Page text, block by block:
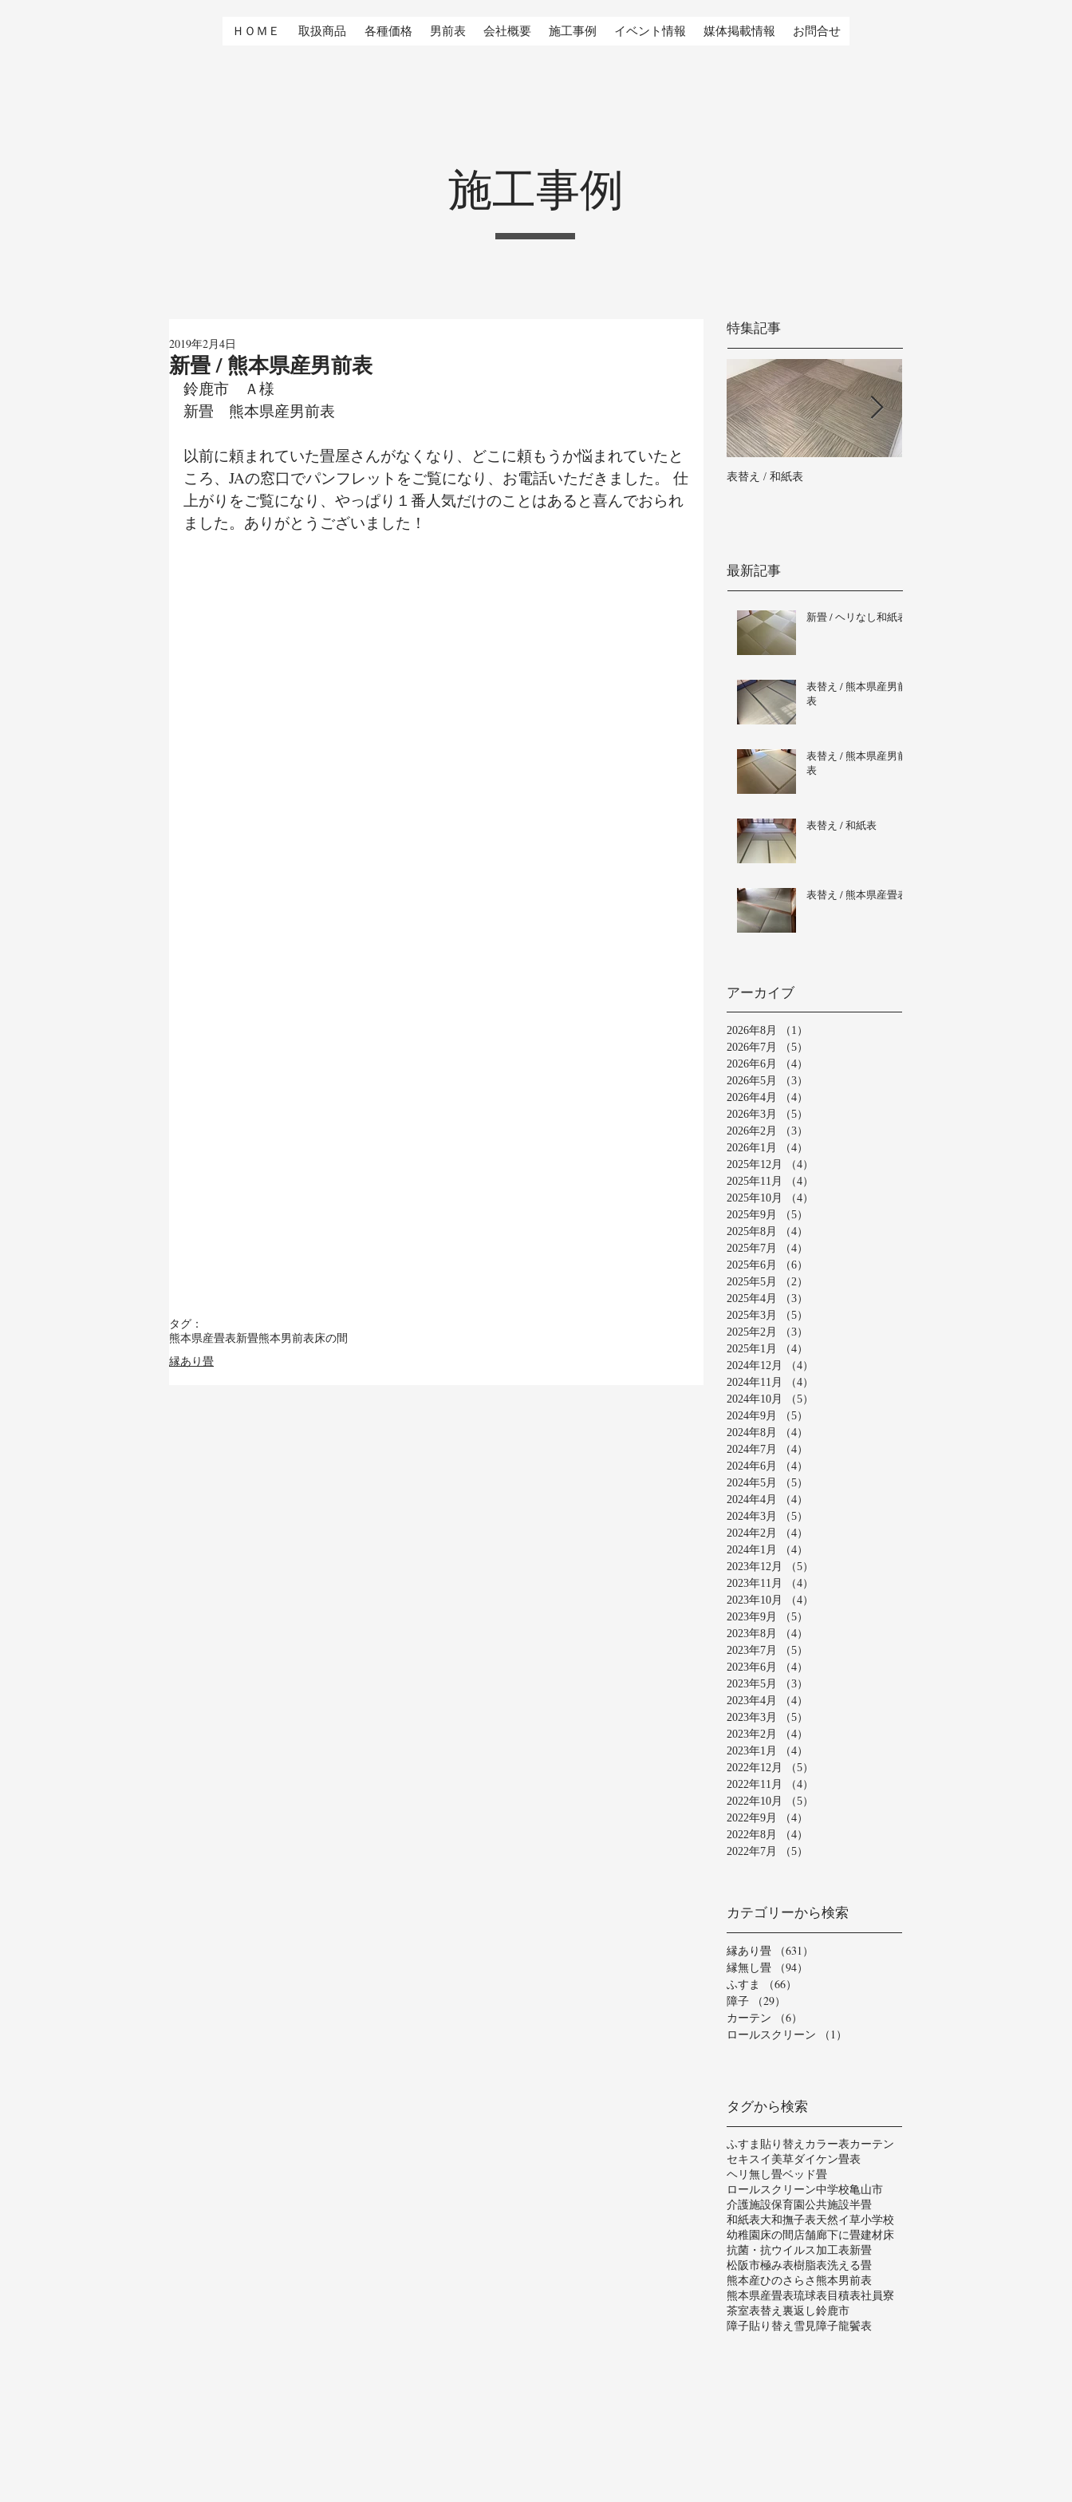
ＨＯＭＥ 取扱商品 各種価格 男前表 会社概要 施工事例 イベント情報 媒体掲載情報 お問合せ
施工事例
新畳 / 熊本県産男前表
2019年2月4日
鈴鹿市　Ａ様
新畳　熊本県産男前表
以前に頼まれていた畳屋さんがなくなり、どこに頼もうか悩まれていたと
ころ、JAの窓口でパンフレットをご覧になり、お電話いただきました。 仕
上がりをご覧になり、やっぱり１番人気だけのことはあると喜んでおられ
ました。ありがとうございました！
タグ：
熊本県産畳表新畳熊本男前表床の間
縁あり畳
特集記事
表替え / 和紙表
最新記事
新畳 / ヘリなし和紙表
表替え / 熊本県産男前
表
表替え / 熊本県産男前
表
表替え / 和紙表
表替え / 熊本県産畳表
アーカイブ
2026年8月 （1）
2026年7月
（5）
2026年6月
（4）
2026年5月
（3）
2026年4月
（4）
2026年3月
（5）
2026年2月
（3）
2026年1月
（4）
2025年12月
（4）
2025年11月
（4）
2025年10月
（4）
2025年9月
（5）
2025年8月
（4）
2025年7月
（4）
2025年6月
（6）
2025年5月
（2）
2025年4月
（3）
2025年3月
（5）
2025年2月
（3）
2025年1月
（4）
2024年12月
（4）
2024年11月
（4）
2024年10月
（5）
2024年9月
（5）
2024年8月
（4）
2024年7月
（4）
2024年6月
（4）
2024年5月
（5）
2024年4月
（4）
2024年3月
（5）
2024年2月
（4）
2024年1月
（4）
2023年12月
（5）
2023年11月
（4）
2023年10月
（4）
2023年9月
（5）
2023年8月
（4）
2023年7月
（5）
2023年6月
（4）
2023年5月
（3）
2023年4月
（4）
2023年3月
（5）
2023年2月
（4）
2023年1月
（4）
2022年12月
（5）
2022年11月
（4）
2022年10月
（5）
2022年9月
（4）
2022年8月
（4）
2022年7月
（5）
カテゴリーから検索
縁あり畳 （631）
縁無し畳
（94）
ふすま
（66）
障子
（29）
カーテン
（6）
ロールスクリーン
（1）
タグから検索
ふすま貼り替え カラー表カーテン
セキスイ美草ダイケン畳表
ヘリ無し畳ベッド畳
ロールスクリーン中学校亀山市
介護施設保育園公共施設半畳
和紙表大和撫子表天然イ草小学校
幼稚園床の間店舗廊下に畳建材床
抗菌・抗ウイルス加工表新畳
松阪市極み表樹脂表洗える畳
熊本産ひのさらさ熊本男前表
熊本県産畳表琉球表目積表社員寮
茶室表替え 裏返し鈴鹿市
障子貼り替え 雪見障子龍鬢表